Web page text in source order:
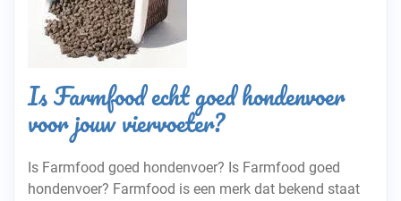
Is Farmfood echt goed hondenvoer
voor jouw viervoeter?
Is Farmfood goed hondenvoer? Is Farmfood goed
hondenvoer? Farmfood is een merk dat bekend staat